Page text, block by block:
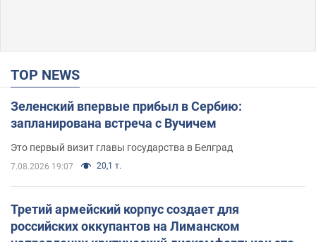
TOP NEWS
Зеленский впервые прибыл в Сербию:
запланирована встреча с Вучичем
Это первый визит главы государства в Белград
7.08.2026 19:07 20,1 т.
Третий армейский корпус создает для
российских оккупантов на Лиманском